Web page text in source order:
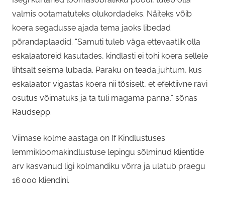
valmis ootamatuteks olukordadeks. Näiteks võib
koera segadusse ajada tema jaoks libedad
põrandaplaadid. “Samuti tuleb väga ettevaatlik olla
eskalaatoreid kasutades, kindlasti ei tohi koera sellele
lihtsalt seisma lubada. Paraku on teada juhtum, kus
eskalaator vigastas koera nii tõsiselt, et efektiivne ravi
osutus võimatuks ja ta tuli magama panna,” sõnas
Raudsepp.
Viimase kolme aastaga on If Kindlustuses
lemmikloomakindlustuse lepingu sõlminud klientide
arv kasvanud ligi kolmandiku võrra ja ulatub praegu
16 000 kliendini.